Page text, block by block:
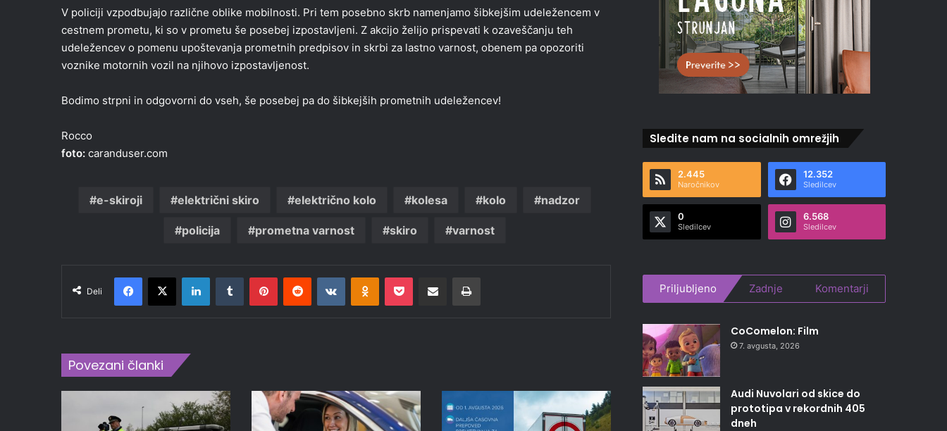
V policiji vzpodbujajo različne oblike mobilnosti. Pri tem posebno skrb namenjamo šibkejšim udeležencem v
cestnem prometu, ki so v prometu še posebej izpostavljeni. Z akcijo želijo prispevati k ozaveščanju teh
udeležencev o pomenu upoštevanja prometnih predpisov in skrbi za lastno varnost, obenem pa opozoriti
voznike motornih vozil na njihovo izpostavljenost.
Bodimo strpni in odgovorni do vseh, še posebej pa do šibkejših prometnih udeležencev!
Rocco
foto: caranduser.com
e-skiroji električni skiro električno kolo kolesa kolo nadzor
policija prometna varnost skiro varnost
Deli
Facebook
X LinkedInTumblr PinterestReddit VKontakteOdnoklassniki
Pocket Deli po epošti Natisni
Povezani članki
Sledite nam na socialnih omrežjih
2.445
Naročnikov
12.352
Sledilcev
0
Sledilcev
6.568
Sledilcev
Priljubljeno Zadnje Komentarji
CoComelon: Film
7. avgusta, 2026
Audi Nuvolari od skice do
prototipa v rekordnih 405
dneh